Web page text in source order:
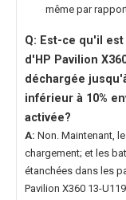
même par
Q: Est-ce qu'il
d'HP Pavilion
déchargée
inférieur à 10%
activée?
A: Non. Maintenant,
chargement; et les
étanchées dans les
Pavilion X360 13-